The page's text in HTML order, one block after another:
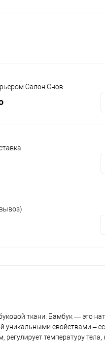
Салон Снов
ткани. Бамбук — это
уникальными свойствами –
температуру